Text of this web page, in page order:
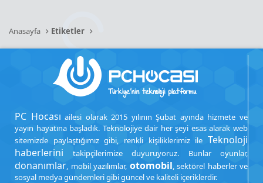
Anasayfa Etiketler
PC Hocası ailesi olarak 2015 yılının Şubat ayında hizmete ve
yayın hayatına başladık. Teknolojiye dair her şeyi esas alarak web
sitemizde paylaştığımız gibi, renkli kişiliklerimiz ile Teknoloji
haberlerini takipçilerimize duyuruyoruz. Bunlar oyunlar,
donanımlar, mobil yazılımlar, otomobil, sektörel haberler ve
sosyal medya gündemleri gibi güncel ve kaliteli içeriklerdir.